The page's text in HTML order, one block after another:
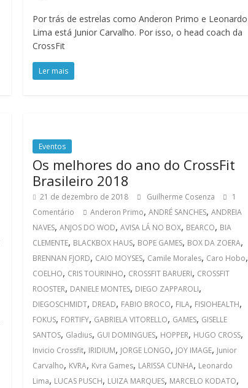
Por trás de estrelas como Anderon Primo e Leonardo
Lima está Junior Carvalho. Por isso, o head coach da
CrossFit
Ler mais
Eventos
Os melhores do ano do CrossFit
Brasileiro 2018
21 de dezembro de 2018 Guilherme Cosenza
1
Comentário
Anderon Primo,ANDRÉ SANCHES,ANDREIA
NAVES,ANJOS DO WOD,AVISA LÁ NO BOX, BEARCO, BIA
CLEMENTE, BLACKBOX HAUS, BOPE GAMES, BOX DA ZOERA,
BRENNAN FJORD, CAIO MOYSES, Camile Morales, Caro Hobo,
COELHO, CRIS TOURINHO, CROSSFIT BARUERI, CROSSFIT
ROOSTER, DANIELE MONTES, DIEGO ZAPPAROLI,
DIEGOSCHMIDT, DREAD, FABIO BROCO, FILA, FISIOHEALTH,
FOKUS, FORTIFY, GABRIELA VITORELLO, GAMES, GISELLE
SANTOS, Gladius, GUI DOMINGUES, HOPPER, HUGO CROSS,
Invicio Crossfit, IRIDIUM, JORGE LONGO, JOY IMAGE, Junior
Carvalho, KVRA, Kvra Games, LARISSA CUNHA, Leonardo
Lima, LUCAS PUSCH, LUIZA MARQUES, MARCELO KODATO,